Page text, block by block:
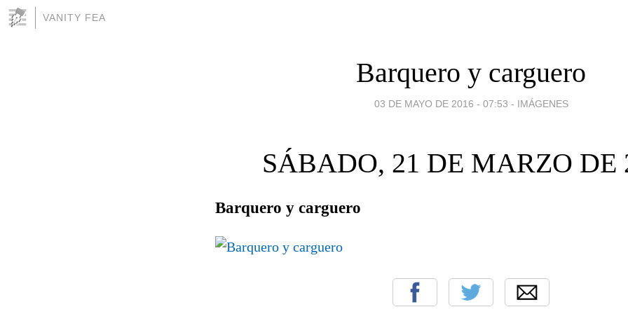
VANITY FEA
Barquero y carguero
03 DE MAYO DE 2016 - 07:53 - IMÁGENES
SÁBADO, 21 DE MARZO DE
Barquero y carguero